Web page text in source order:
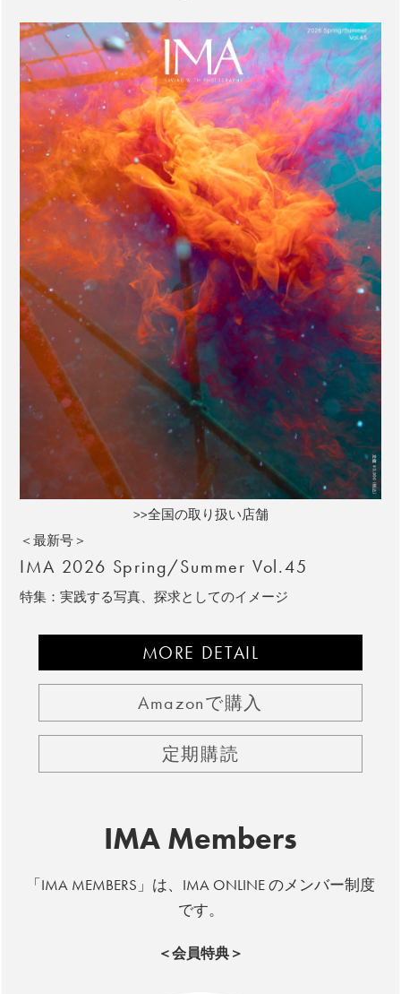
>>全国の取り扱い店舗
＜最新号＞
IMA 2026 Spring/Summer Vol.45
特集：実践する写真、探求としてのイメージ
MORE DETAIL
Amazonで購入
定期購読
IMA Members
「IMA MEMBERS」は、IMA ONLINE のメンバー制度
です。
＜会員特典＞